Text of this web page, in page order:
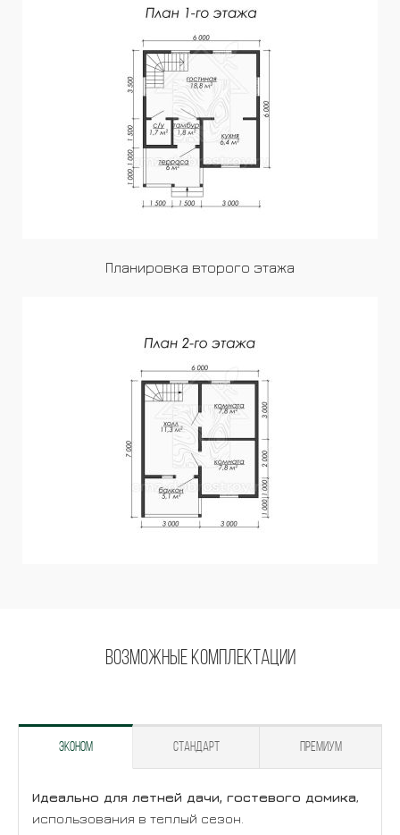
Планировка второго этажа
Возможные комплектации
Эконом Стандарт Премиум
Идеально для летней дачи, гостевого домика,
использования в теплый сезон.
Идеально для основного дома для
постоянного проживания1-2 человек или семьи
Идеально для создания дома мечты с
уникальными материаламии максимальным